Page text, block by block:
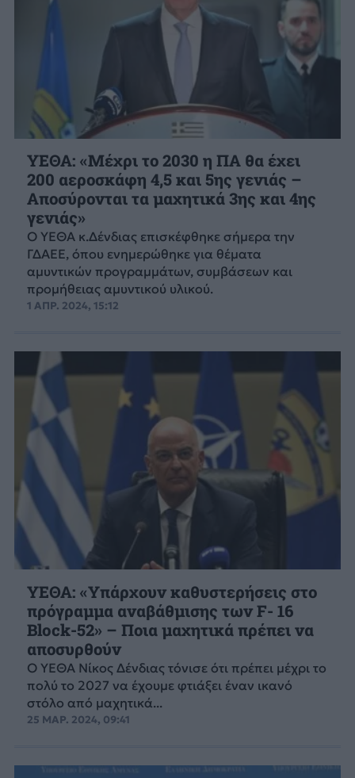
ΥΕΘΑ: «Μέχρι το 2030 η ΠΑ θα έχει
200 αεροσκάφη 4,5 και 5ης γενιάς –
Αποσύρονται τα μαχητικά 3ης και 4ης
γενιάς»
Ο ΥΕΘΑ κ.Δένδιας επισκέφθηκε σήμερα την
ΓΔΑΕΕ, όπου ενημερώθηκε για θέματα
αμυντικών προγραμμάτων, συμβάσεων και
προμήθειας αμυντικού υλικού.
1 ΑΠΡ. 2024, 15:12
ΥΕΘΑ: «Υπάρχουν καθυστερήσεις στο
πρόγραμμα αναβάθμισης των F- 16
Block-52» – Ποια μαχητικά πρέπει να
αποσυρθούν
Ο ΥΕΘΑ Νίκος Δένδιας τόνισε ότι πρέπει μέχρι το
πολύ το 2027 να έχουμε φτιάξει έναν ικανό
στόλο από μαχητικά...
25 ΜΑΡ. 2024, 09:41